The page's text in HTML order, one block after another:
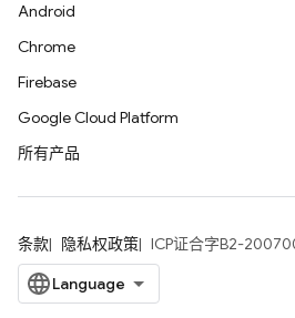
Android
Chrome
Firebase
Google Cloud Platform
所有产品
条款 隐私权政策 ICP证合字B2-